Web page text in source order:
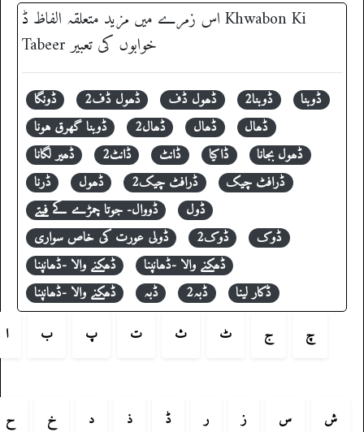
اس زمرے میں مزید متعلقہ الفاظ ڈ
‎ Khwabon Ki
Tabeer خوابوں کی تعبیر
ڈونگا ڈھول ڈف2 ڈھول ڈف ڈوبنا2
ڈوبنا
ڈوبنا گھرق ہونا
ڈھال2 ڈھال
ڈھال
ڈھیر لگانا
ڈانٹ2 ڈانٹ ڈاکیا
ڈھول بجانا
ڈرنا
ڈھول ڈرافٹ چیک2
ڈرافٹ چیک
ڈووال- جوتا چمڑے کے فیتے
ڈول
ڈولی عورت کی خاص سواری
ڈوک2
ڈوک
ڈھکنے والا -ڈھانپنا
ڈھکنے والا -ڈھانپنا
ڈھکنے والا -ڈھانپنا
ڈبہ ڈبہ2
ڈکار لینا
ا
ب پ ت ث ٹ ج چ
ح خ د ذ ڈ ر ز س ش